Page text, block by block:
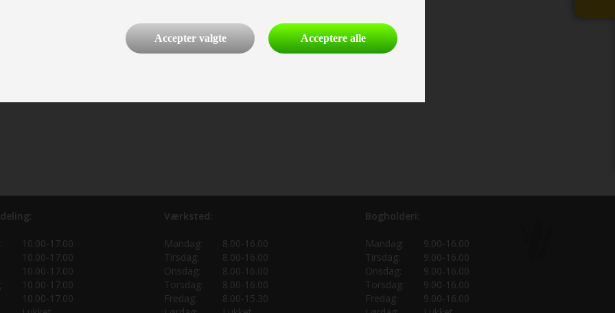
10.00-17.00
10.00-17.00
10.00-17.00
10.00-17.00
10.00-17.00
Værksted:
Mandag:
8.00-16.00
Tirsdag:
8.00-16.00
Onsdag:
8.00-16.00
Torsdag:
8.00-16.00
Fredag:
8.00-15.30
Bogholderi:
Mandag:
9.00-16.00
Tirsdag:
9.00-16.00
Onsdag:
9.00-16.00
Torsdag:
9.00-16.00
Fredag:
9.00-16.00
Accepter valgte Acceptere alle